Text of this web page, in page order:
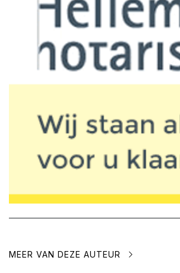
MEER VAN DEZE AUTEUR